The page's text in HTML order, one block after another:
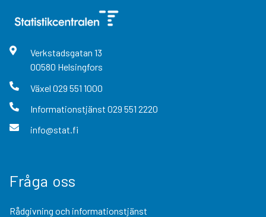
Verkstadsgatan 13
00580 Helsingfors
Växel 029 551 1000
Informationstjänst 029 551 2220
info@stat.fi
Fråga oss
Rådgivning och informationstjänst